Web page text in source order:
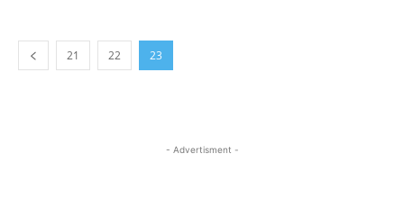
21 22 23
- Advertisment -